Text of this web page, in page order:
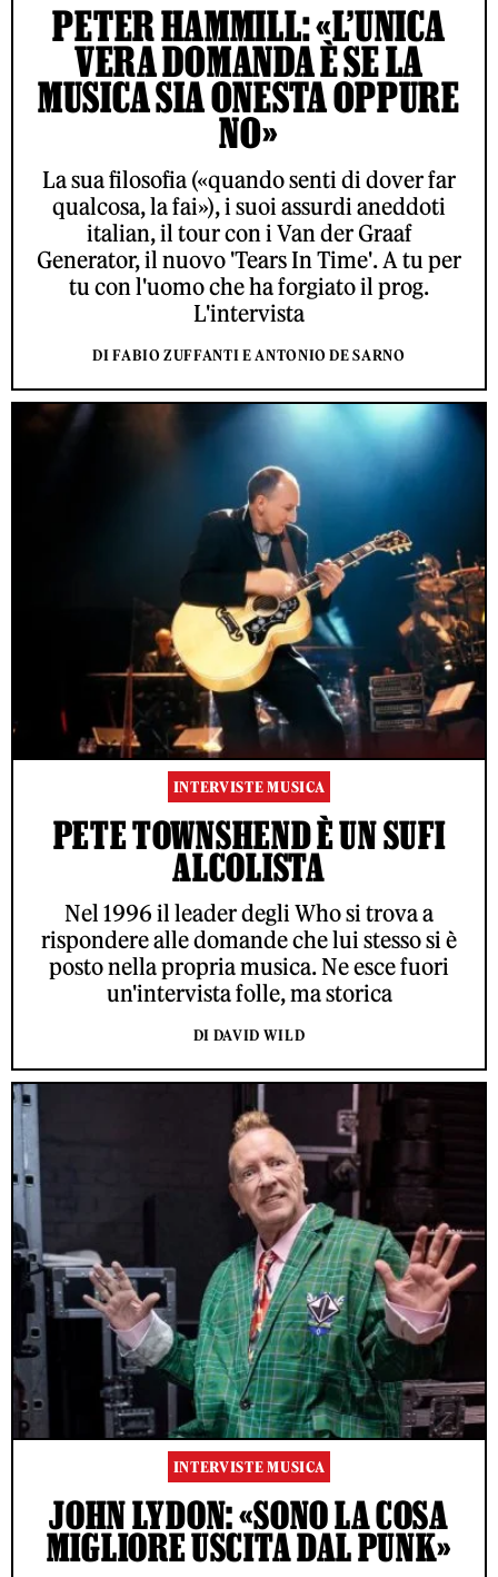
PETER HAMMILL: «L’UNICA
VERA DOMANDA È SE LA
MUSICA SIA ONESTA OPPURE
NO»
La sua filosofia («quando senti di dover far
qualcosa, la fai»), i suoi assurdi aneddoti
italian, il tour con i Van der Graaf
Generator, il nuovo 'Tears In Time'. A tu per
tu con l'uomo che ha forgiato il prog.
L'intervista
DI FABIO ZUFFANTI E ANTONIO DE SARNO
INTERVISTE MUSICA
PETE TOWNSHEND È UN SUFI
ALCOLISTA
Nel 1996 il leader degli Who si trova a
rispondere alle domande che lui stesso si è
posto nella propria musica. Ne esce fuori
un'intervista folle, ma storica
DI DAVID WILD
INTERVISTE MUSICA
JOHN LYDON: «SONO LA COSA
MIGLIORE USCITA DAL PUNK»